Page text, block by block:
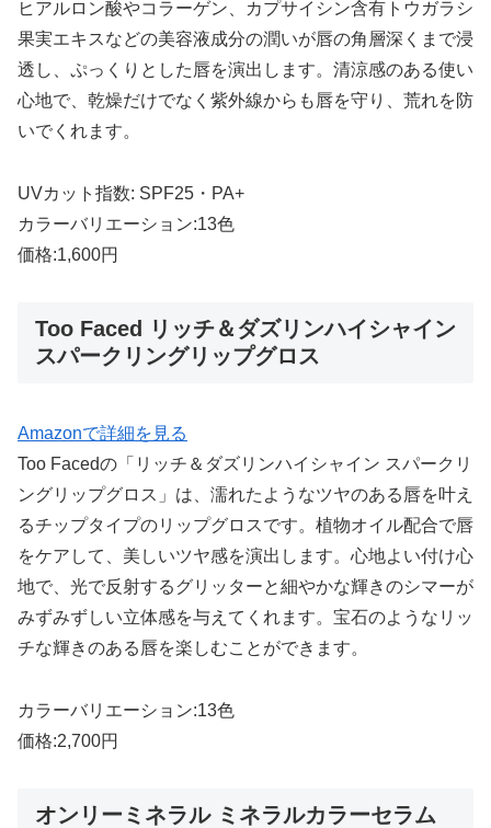
ヒアルロン酸やコラーゲン、カプサイシン含有トウガラシ
果実エキスなどの美容液成分の潤いが唇の角層深くまで浸
透し、ぷっくりとした唇を演出します。清涼感のある使い
心地で、乾燥だけでなく紫外線からも唇を守り、荒れを防
いでくれます。
UVカット指数: SPF25・PA+
カラーバリエーション:13色
価格:1,600円
Too Faced リッチ＆ダズリンハイシャイン
スパークリングリップグロス
Amazonで詳細を見る
Too Facedの「リッチ＆ダズリンハイシャイン スパークリ
ングリップグロス」は、濡れたようなツヤのある唇を叶え
るチップタイプのリップグロスです。植物オイル配合で唇
をケアして、美しいツヤ感を演出します。心地よい付け心
地で、光で反射するグリッターと細やかな輝きのシマーが
みずみずしい立体感を与えてくれます。宝石のようなリッ
チな輝きのある唇を楽しむことができます。
カラーバリエーション:13色
価格:2,700円
オンリーミネラル ミネラルカラーセラム